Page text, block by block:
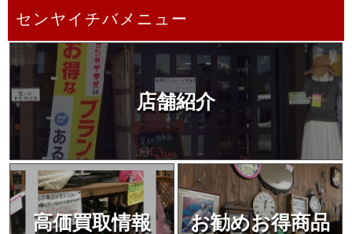
センヤイチバメニュー
店舗紹介
高価買取情報 お勧めお得商品